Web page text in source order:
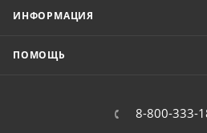
ИНФОРМАЦИЯ
ПОМОЩЬ
8-800-333-